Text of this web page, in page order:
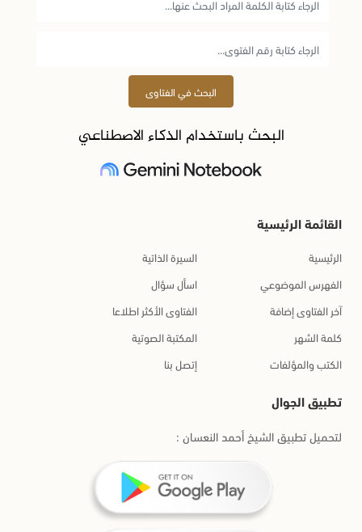
البحث في الفتاوى
البحث باستخدام الذكاء الاصطناعي
القائمة الرئيسية
الرئيسية
السيرة الذاتية
الفهرس الموضوعي
اسأل سؤال
آخر الفتاوى إضافة
الفتاوى الأكثر اطلاعا
كلمة الشهر
المكتبة الصوتية
الكتب والمؤلفات
إتصل بنا
تطبيق الجوال
لتحميل تطبيق الشيخ أحمد النعسان :